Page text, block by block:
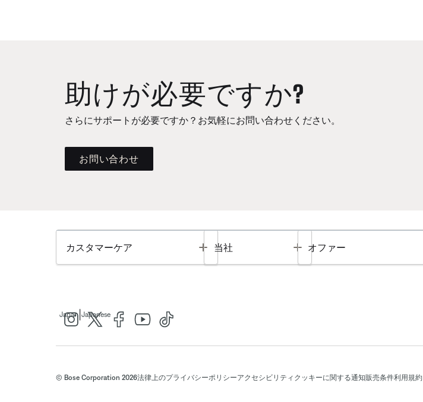
助けが必要ですか?
さらにサポートが必要ですか？お気軽にお問い合わせください。
お問い合わせ
カスタマーケア Toggle
当社 Toggle
オファー
Japan Japanese
© Bose Corporation 2026法律上のプライバシーポリシーアクセシビリティ クッキーに関する通知販売条件利用規約